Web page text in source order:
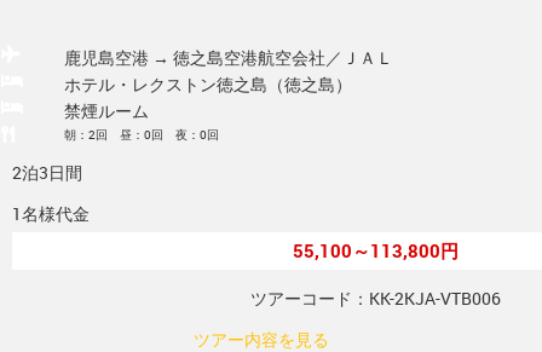
鹿児島空港 → 徳之島空港航空会社／ＪＡＬ
ホテル・レクストン徳之島（徳之島）
禁煙ルーム
朝：2回 昼：0回 夜：0回
2泊3日間
1名様代金
55,100～113,800円
ツアーコード：KK-2KJA-VTB006
ツアー内容を見る